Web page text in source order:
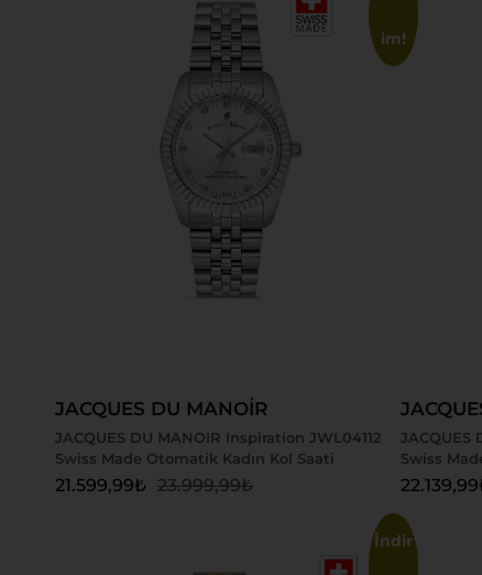
im!
JACQUES DU MANOİR
JACQUES DU MANOIR Inspiration JWL04112
Swiss Made Otomatik Kadın Kol Saati
23.999,99₺
21.599,99₺
JACQUES
Swiss
22.139,99
İndir